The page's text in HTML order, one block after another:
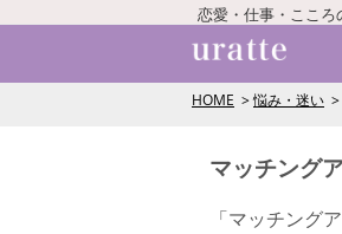
恋愛・仕事・ここ
HOME 悩み・迷い
マッチング
「マッチング